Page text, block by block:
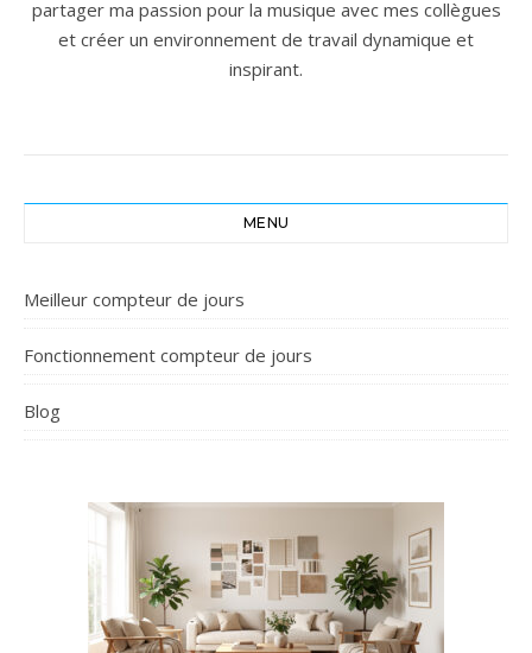
partager ma passion pour la musique avec mes collègues
et créer un environnement de travail dynamique et
inspirant.
MENU
Meilleur compteur de jours
Fonctionnement compteur de jours
Blog